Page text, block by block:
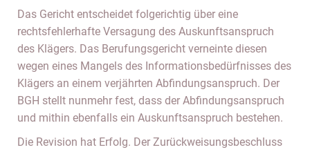
Das Gericht entscheidet folgerichtig über eine
rechtsfehlerhafte Versagung des Auskunftsanspruch
des Klägers. Das Berufungsgericht verneinte diesen
wegen eines Mangels des Informationsbedürfnisses des
Klägers an einem verjährten Abfindungsanspruch. Der
BGH stellt nunmehr fest, dass der Abfindungsanspruch
und mithin ebenfalls ein Auskunftsanspruch bestehen.
Die Revision hat Erfolg. Der Zurückweisungsbeschluss